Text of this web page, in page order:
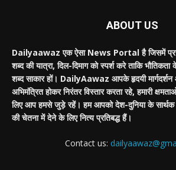
ABOUT US
Dailyaawaz एक ऐसा News Portal है जिसमें
शब्द की यात्रा, दिल-दिमाग को स्पर्श करे ताकि
शब्द साकार हों। DailyAawaz आपके हृदयी
अभिमंत्रित होकर निरंतर विस्तार करता रहे, हमारी
लिए आप हमसे जुड़े रहें। हम आपको देश-दुनिया के सार्थक
की चेतना में देने के लिए नित्य प्रतिबद्ध हैं।
Contact us: